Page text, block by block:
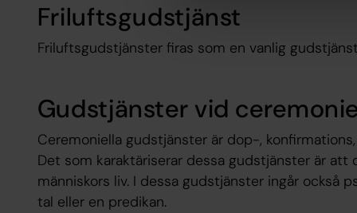
Friluftsgudstjänst
Friluftsgudstjänster firas som en vanlig
Gudstjänster vid
Ceremoniella gudstjänster är dop-,
Det som karaktäriserar dessa gudstjänster är att
människors liv. I dessa gudstjänster ingår också
tal eller en predikan.